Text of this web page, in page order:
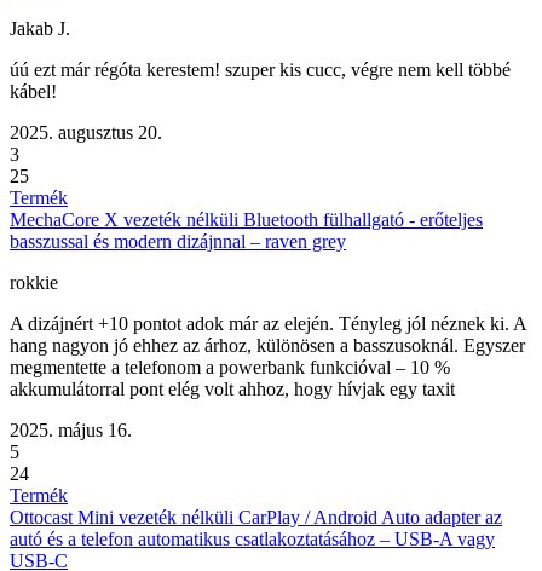
Jakab J.
úú ezt már régóta kerestem! szuper kis cucc, végre nem kell többé
kábel!
2025. augusztus 20.
3
25
Termék
MechaCore X vezeték nélküli Bluetooth fülhallgató - erőteljes
basszussal és modern dizájnnal – raven grey
rokkie
A dizájnért +10 pontot adok már az elején. Tényleg jól néznek ki. A
hang nagyon jó ehhez az árhoz, különösen a basszusoknál. Egyszer
megmentette a telefonom a powerbank funkcióval – 10 %
akkumulátorral pont elég volt ahhoz, hogy hívjak egy taxit
2025. május 16.
5
24
Termék
Ottocast Mini vezeték nélküli CarPlay / Android Auto adapter az
autó és a telefon automatikus csatlakoztatásához – USB-A vagy
USB-C